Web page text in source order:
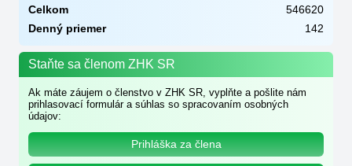
Celkom
546620
Denný priemer
142
Staňte sa členom ZHK SR
Ak máte záujem o členstvo v ZHK SR, vyplňte a pošlite nám
prihlasovací formulár a súhlas so spracovaním osobných
údajov:
Prihláška za člena